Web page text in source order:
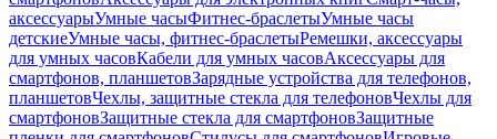
аксессуарыУмные часыФитнес-браслетыУмные часы
детскиеУмные часы, фитнес-браслетыРемешки, аксессуары
для умных часовКабели для умных часовАксессуары для
смартфонов, планшетовЗарядные устройства для телефонов,
планшетовЧехлы, защитные стекла для телефоновЧехлы для
смартфоновЗащитные стекла для смартфоновЗащитные